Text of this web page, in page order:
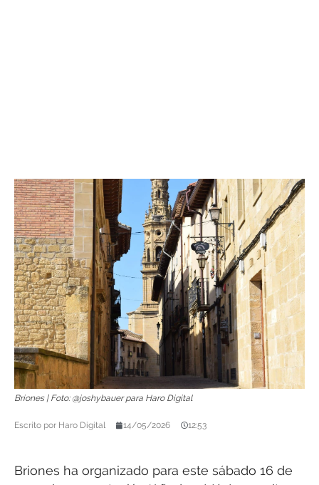
Briones | Foto: @joshybauer para Haro Digital
Escrito por Haro Digital 14/05/2026 12:53
Briones ha organizado para este sábado 16 de